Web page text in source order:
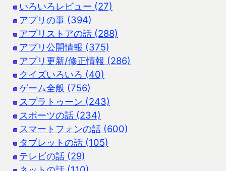
いろいろレビュー (27)
アプリの事 (394)
アプリストアの話 (288)
アプリ公開情報 (375)
アプリ更新/修正情報 (286)
クイズいろいろ (40)
ゲーム全般 (756)
スプラトゥーン (243)
スポーツの話 (234)
スマートフォンの話 (600)
タブレットの話 (105)
テレビの話 (29)